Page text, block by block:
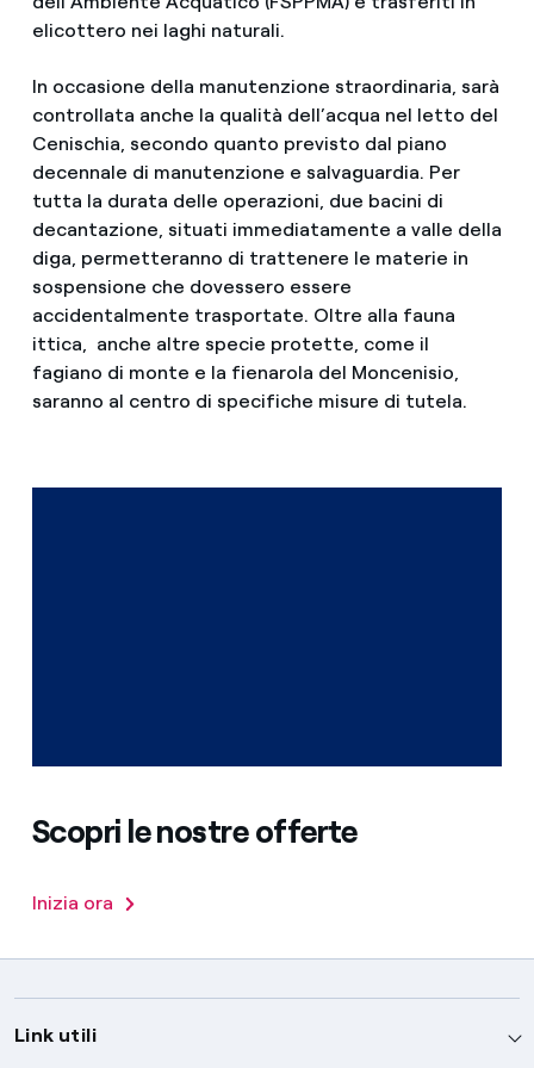
elicottero nei laghi naturali.
In occasione della manutenzione straordinaria, sarà
controllata anche la qualità dell’acqua nel letto del
Cenischia, secondo quanto previsto dal piano
decennale di manutenzione e salvaguardia. Per
tutta la durata delle operazioni, due bacini di
decantazione, situati immediatamente a valle della
diga, permetteranno di trattenere le materie in
sospensione che dovessero essere
accidentalmente trasportate. Oltre alla fauna
ittica, anche altre specie protette, come il
fagiano di monte e la fienarola del Moncenisio,
saranno al centro di specifiche misure di tutela.
Scopri le nostre offerte
Inizia ora
Link utili